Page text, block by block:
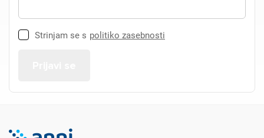
Strinjam se s politiko zasebnosti